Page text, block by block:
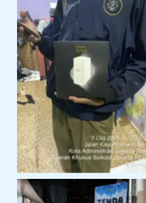
Internet Alternatif
Dengan Sewa Modem
Orbit